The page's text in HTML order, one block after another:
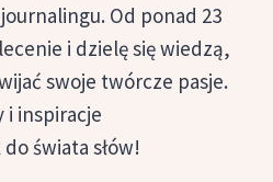
Od ponad 23
i dzielę się wiedzą,
swoje twórcze pasje.
i inspiracje
świata słów!